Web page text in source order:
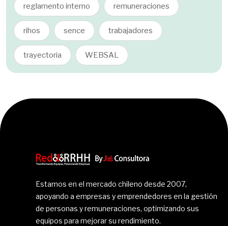
reglamento interno remuneraciones
rihos sence trabajadores
trayectoria WEBSAL
Estamos en el mercado chileno desde 2007,
apoyando a empresas y emprendedores en la gestión
de personas y remuneraciones, optimizando sus
equipos para mejorar su rendimiento.